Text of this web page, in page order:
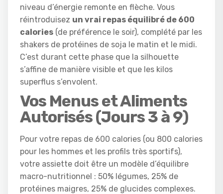
niveau d’énergie remonte en flèche. Vous
réintroduisez un vrai repas équilibré de 600
calories (de préférence le soir), complété par les
shakers de protéines de soja le matin et le midi.
C’est durant cette phase que la silhouette
s’affine de manière visible et que les kilos
superflus s’envolent.
Vos Menus et Aliments
Autorisés (Jours 3 à 9)
Pour votre repas de 600 calories (ou 800 calories
pour les hommes et les profils très sportifs),
votre assiette doit être un modèle d’équilibre
macro-nutritionnel : 50% légumes, 25% de
protéines maigres, 25% de glucides complexes.